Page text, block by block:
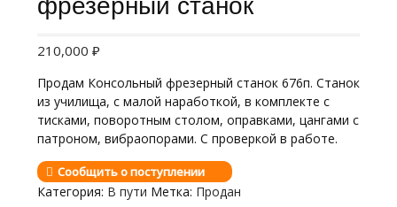
фрезерный станок
210,000 ₽
Продам Консольный фрезерный станок 676п. Станок
из училища, с малой наработкой, в комплекте с
тисками, поворотным столом, оправками, цангами с
патроном, вибраопорами. С проверкой в работе.
Сообщить о поступлении
Категория: В пути Метка: Продан